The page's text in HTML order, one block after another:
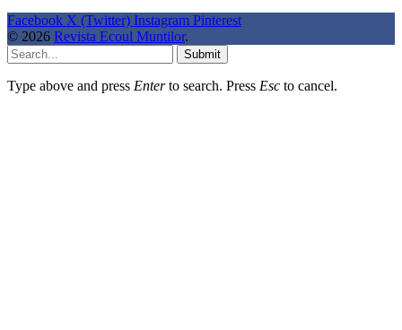
Facebook X (Twitter) Instagram Pinterest
© 2026 Revista Ecoul Muntilor.
Submit
Type above and press Enterto search. Press Esc to cancel.